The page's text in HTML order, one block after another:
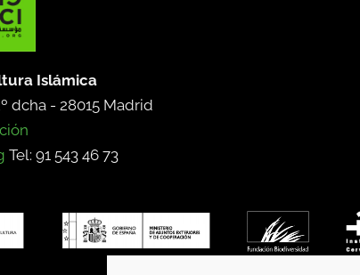
Islámica
dcha - 28015 Madrid
Tel: 91 543 46 73